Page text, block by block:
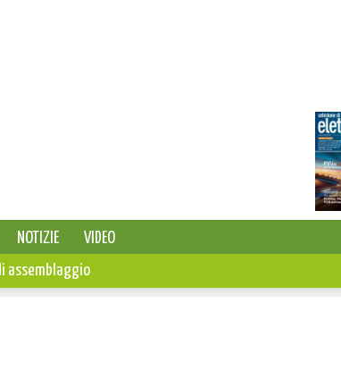
NOTIZIE
VIDEO
assemblaggio